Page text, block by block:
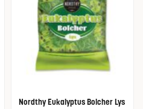
Nordthy Eukalyptus Bolcher Lys